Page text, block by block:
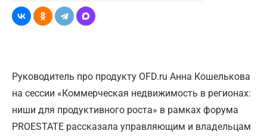
Руководитель про продукту OFD.ru Анна Кошелькова
на сессии «Коммерческая недвижимость в регионах:
ниши для продуктивного роста» в рамках форума
PROESTATE рассказала управляющим и владельцам